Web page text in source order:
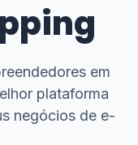
em
plataforma
negócios de e-